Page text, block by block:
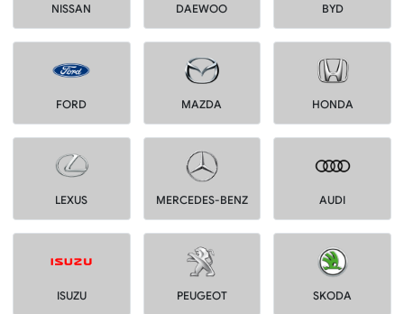
NISSAN DAEWOO BYD
FORD MAZDA HONDA
LEXUS MERCEDES-BENZ AUDI
ISUZU PEUGEOT SKODA